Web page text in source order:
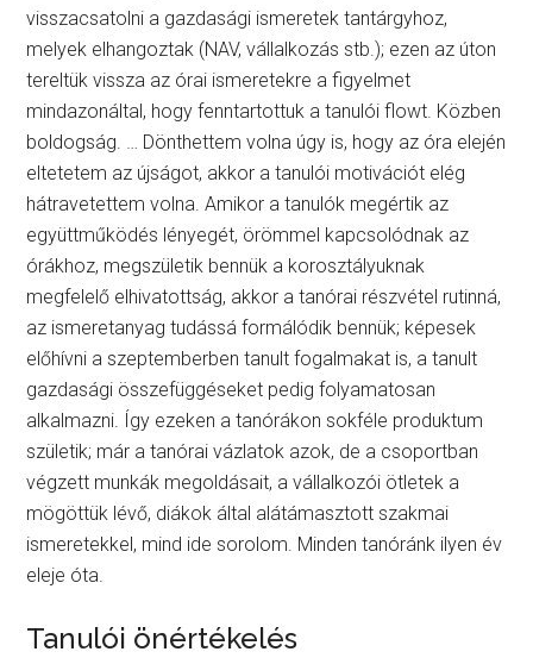
visszacsatolni a gazdasági ismeretek tantárgyhoz,
melyek elhangoztak (NAV, vállalkozás stb.); ezen az úton
tereltük vissza az órai ismeretekre a figyelmet
mindazonáltal, hogy fenntartottuk a tanulói flowt. Közben
boldogság. … Dönthettem volna úgy is, hogy az óra elején
eltetetem az újságot, akkor a tanulói motivációt elég
hátravetettem volna. Amikor a tanulók megértik az
együttműködés lényegét, örömmel kapcsolódnak az
órákhoz, megszületik bennük a korosztályuknak
megfelelő elhivatottság, akkor a tanórai részvétel rutinná,
az ismeretanyag tudássá formálódik bennük; képesek
előhívni a szeptemberben tanult fogalmakat is, a tanult
gazdasági összefüggéseket pedig folyamatosan
alkalmazni. Így ezeken a tanórákon sokféle produktum
születik; már a tanórai vázlatok azok, de a csoportban
végzett munkák megoldásait, a vállalkozói ötletek a
mögöttük lévő, diákok által alátámasztott szakmai
ismeretekkel, mind ide sorolom. Minden tanóránk ilyen év
eleje óta.
Tanulói önértékelés